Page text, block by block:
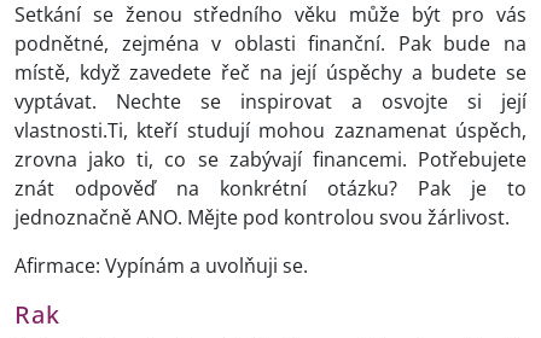
Setkání se ženou středního věku může být pro vás
podnětné, zejména v oblasti finanční. Pak bude na
místě, když zavedete řeč na její úspěchy a budete se
vyptávat. Nechte se inspirovat a osvojte si její
vlastnosti.Ti, kteří studují mohou zaznamenat úspěch,
zrovna jako ti, co se zabývají financemi. Potřebujete
znát odpověď na konkrétní otázku? Pak je to
jednoznačně ANO. Mějte pod kontrolou svou žárlivost.
Afirmace: Vypínám a uvolňuji se.
Rak